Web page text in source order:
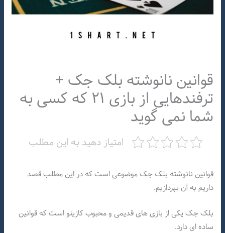
قوانین نانوشته بلک جک +
ترفندهایی از بازی ۲۱ که کسی به
شما نمی گوید
امتیاز دهید به این مطلب
قوانین نانوشته بلک جک موضوعی است که در این مطلب قصد
داریم به آن بپردازیم.
بلک جک یکی از بازی های قدیمی و محبوب کازینو است که قوانین
ساده ای دارد.